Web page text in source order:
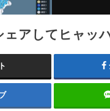
ェアしてヒャッ